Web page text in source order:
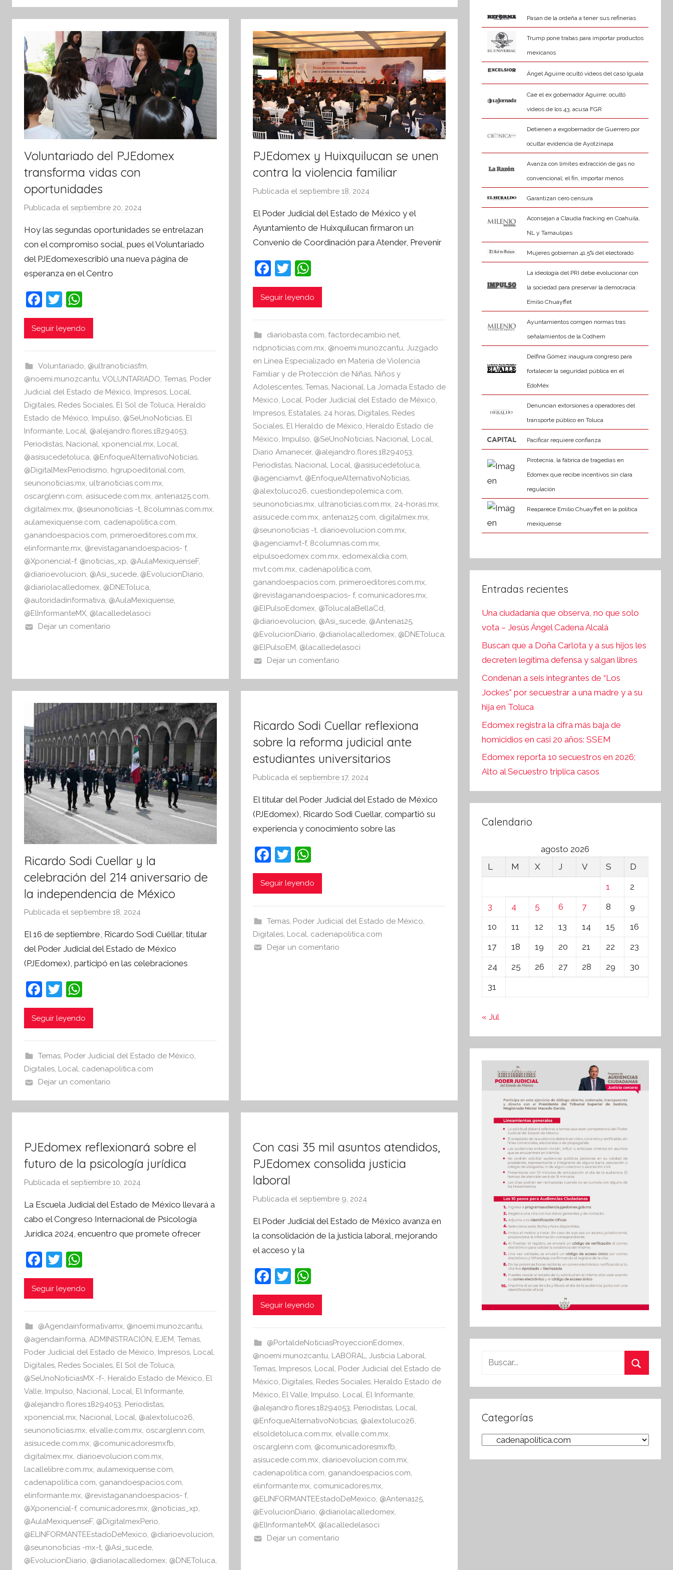
Voluntariado del PJEdomex
transforma vidas con
oportunidades
Publicada el septiembre 20, 2024
r
S
í
n
f
o
r
m
a
t
i
v
a
Hoy las segundas oportunidades se entrelazan
con el compromiso social, pues el Voluntariado
del PJEdomexescribió una nueva página de
esperanza en el Centro
F
a
c
b
o
o
k
T
w
itt
h
at
A
p
p
Seguir leyendo
Voluntariado, @ultranoticiasfm,
@noemi.munozcantu, VOLUNTARIADO, Temas, Poder
Judicial del Estado de México, Impresos, Local,
Digitales, Redes Sociales, El Sol de Toluca, Heraldo
Estado de México, Impulso, @SeUnoNoticias, El
Informante, Local, @alejandro.flores.18294053,
Periodistas, Nacional, xponencial.mx, Local,
@asisucedetoluca, @EnfoqueAlternativoNoticias,
@DigitalMexPeriodismo, hgrupoeditorial.com,
seunonoticias.mx, ultranoticias.com.mx,
oscarglenn.com, asisucede.com.mx, antena125.com,
digitalmex.mx, @seunonoticias -t, 8columnas.com.mx,
aulamexiquense.com, cadenapolitica.com,
ganandoespacios.com, primeroeditores.com.mx,
elinformante.mx, @revistaganandoespacios- f,
@Xponencial-f, @noticias_xp, @AulaMexiquenseF,
@diarioevolucion, @Asi_sucede, @EvolucionDiario,
@diariolacalledomex, @DNEToluca,
@autoridadinformativa, @AulaMexiquense,
@ElInformanteMX, @lacalledelasoci
Dejar un comentario
PJEdomex y Huixquilucan se unen
contra la violencia familiar
Publicada elseptiembre 18, 2024
r
S
í
I
n
f
o
r
m
a
t
i
v
a
El Poder Judicial del Estado de México y el
Ayuntamiento de Huixquilucan firmaron un
Convenio de Coordinación para Atender, Prevenir
F
a
c
b
o
o
k
T
w
itt
h
at
A
p
p
Seguir leyendo
diariobasta.com, factordecambio.net,
ndpnoticias.com.mx, @noemi.munozcantu,Juzgado
en Línea Especializado en Materia de Violencia
Familiar y de Protección de Niñas, Niños y
Adolescentes,Temas, Nacional, La Jornada Estado de
México, Local, Poder Judicial del Estado de México,
Impresos, Estatales, 24 horas, Digitales, Redes
Sociales, El Heraldo de México, Heraldo Estado de
México, Impulso, @SeUnoNoticias, Nacional, Local,
Diario Amanecer, @alejandro.flores.18294053,
Periodistas, Nacional, Local, @asisucedetoluca,
@agenciamvt, @EnfoqueAlternativoNoticias,
@alextoluco26, cuestiondepolemica.com,
seunonoticias.mx, ultranoticias.com.mx, 24-horas.mx,
asisucede.com.mx, antena125.com, digitalmex.mx,
@seunonoticias -t, diarioevolucion.com.mx,
@agenciamvt-f, 8columnas.com.mx,
elpulsoedomex.com.mx, edomexaldia.com,
mvt.com.mx, cadenapolitica.com,
ganandoespacios.com, primeroeditores.com.mx,
@revistaganandoespacios- f, comunicadores.mx,
@ElPulsoEdomex, @TolucalaBellaCd,
@diarioevolucion, @Asi_sucede, @Antena125,
@EvolucionDiario, @diariolacalledomex, @DNEToluca,
@ElPulsoEM, @lacalledelasoci
Dejar un comentario
Ricardo Sodi Cuellar y la
celebración del 214 aniversario de
la independencia de México
Publicada el septiembre 18, 2024
r
S
í
I
n
t
i
El 16 de septiembre, Ricardo Sodi Cuéllar, titular
del Poder Judicial del Estado de México
(PJEdomex), participó en las celebraciones
F
a
c
b
o
o
k
T
w
itt
h
at
A
p
p
Seguir leyendo
Temas, Poder Judicial del Estado de México,
Digitales, Local, cadenapolitica.com
Dejar un comentario
Ricardo Sodi Cuellar reflexiona
sobre la reforma judicial ante
estudiantes universitarios
Publicada elseptiembre 17, 2024
r
S
í
I
n
El titular del Poder Judicial del Estado de México
(PJEdomex), Ricardo Sodi Cuellar, compartió su
experiencia y conocimiento sobre las
F
a
c
b
o
o
T
w
itt
h
at
A
p
p
Seguir leyendo
Temas, Poder Judicial del Estado de México,
Digitales, Local, cadenapolitica.com
Dejar un comentario
PJEdomex reflexionará sobre el
futuro de la psicología jurídica
Publicada el septiembre 10, 2024
r
S
í
I
n
f
o
r
m
a
t
i
v
a
La Escuela Judicial del Estado de México llevará a
cabo el Congreso Internacional de Psicología
Jurídica 2024, encuentro que promete ofrecer
F
a
c
b
o
o
k
T
w
itt
h
at
A
p
p
Seguir leyendo
@Agendainformativamx, @noemi.munozcantu,
@agendainforma, ADMINISTRACIÓN, EJEM, Temas,
Poder Judicial del Estado de México, Impresos, Local,
Digitales, Redes Sociales, El Sol de Toluca,
@SeUnoNoticiasMX -f-, Heraldo Estado de México, El
Valle, Impulso, Nacional, Local, El Informante,
@alejandro.flores.18294053, Periodistas,
xponencial.mx, Nacional, Local, @alextoluco26,
seunonoticias.mx, elvalle.com.mx, oscarglenn.com,
asisucede.com.mx, @comunicadoresmxfb,
digitalmex.mx, diarioevolucion.com.mx,
lacallelibre.com.mx, aulamexiquense.com,
cadenapolitica.com, ganandoespacios.com,
elinformante.mx, @revistaganandoespacios- f,
@Xponencial-f, comunicadores.mx, @noticias_xp,
@AulaMexiquenseF, @DigitalmexPerio,
@ELINFORMANTEEstadoDeMexico, @diarioevolucion,
@seunonoticias -mx-t, @Asi_sucede,
@EvolucionDiario, @diariolacalledomex, @DNEToluca,
Con casi 35 mil asuntos atendidos,
PJEdomex consolida justicia
laboral
Publicada elseptiembre 9, 2024
r
S
I
n
f
o
r
m
a
t
i
v
a
El Poder Judicial del Estado de México avanza en
la consolidación de la justicia laboral, mejorando
el acceso y la
F
a
c
b
o
o
k
T
w
itt
h
at
A
p
p
Seguir leyendo
@PortaldeNoticiasProyeccionEdomex,
@noemi.munozcantu, LABORAL,Justicia Laboral,
Temas, Impresos, Local, Poder Judicial del Estado de
México, Digitales, Redes Sociales, Heraldo Estado de
México, El Valle, Impulso, Local, El Informante,
@alejandro.flores.18294053, Periodistas, Local,
@EnfoqueAlternativoNoticias, @alextoluco26,
elsoldetoluca.com.mx, elvalle.com.mx,
oscarglenn.com, @comunicadoresmxfb,
asisucede.com.mx, diarioevolucion.com.mx,
cadenapolitica.com, ganandoespacios.com,
elinformante.mx, comunicadores.mx,
@ELINFORMANTEEstadoDeMexico, @Antena125,
@EvolucionDiario, @diariolacalledomex,
@ElInformanteMX, @lacalledelasoci
Dejar un comentario
Pasan de la ordeña a tener sus refinerías
Trump pone trabas para importar productos
mexicanos
Ángel Aguirre ocultó videos del caso Iguala
Cae el ex gobernador Aguirre; ocultó
videos de los 43, acusa FGR
Detienen a exgobernador de Guerrero por
ocultar evidencia de Ayotzinapa
Avanza con límites extracción de gas no
convencional; el fin, importar menos
Garantizan cero censura
Aconsejan a Claudia fracking en Coahuila,
NL y Tamaulipas
Mujeres gobiernan 41.5% del electorado
La ideología del PRI debe evolucionar con
la sociedad para preservar la democracia:
Emilio Chuayffet
Ayuntamientos corrigen normas tras
señalamientos de la Codhem
Delfina Gómez inaugura congreso para
fortalecer la seguridad pública en el
EdoMéx
Denuncian extorsiones a operadores del
transporte público en Toluca
Pacificar requiere confianza
Pirotecnia, la fábrica de tragedias en
Edomex que recibe incentivos sin clara
regulación
Reaparece Emilio Chuayffet en la política
mexiquense
Entradas recientes
Una ciudadanía que observa, no que solo
vota – Jesús Ángel Cadena Alcalá
Buscan que a Doña Carlota y a sus hijos les
decreten legítima defensa y salgan libres
Condenan a seis integrantes de “Los
Jockes” por secuestrar a una madre y a su
hija en Toluca
Edomex registra la cifra más baja de
homicidios en casi 20 años: SSEM
Edomex reporta 10 secuestros en 2026;
Alto al Secuestro triplica casos
Calendario
agosto 2026
L
M X J V S
D
1
2
3
4 5 6 7 8
9
10
11 12 13 14 15
16
17
18 19 20 21 22
23
24
25 26 27 28 29
30
31
« Jul
Buscar:
Categorías
Categorías